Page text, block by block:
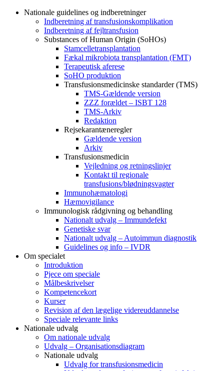
Nationale guidelines og indberetninger
Indberetning af transfusionskomplikation
Indberetning af fejltransfusion
Substances of Human Origin (SoHOs)
Stamcelletransplantation
Fækal mikrobiota transplantation (FMT)
Terapeutisk aferese
SoHO produktion
Transfusionsmedicinske standarder (TMS)
TMS-Gældende version
ZZZ forældet – ISBT 128
TMS-Arkiv
Redaktion
Rejsekarantæneregler
Gældende version
Arkiv
Transfusionsmedicin
Vejledning og retningslinjer
Kontakt til regionale
transfusions/blødningsvagter
Immunohæmatologi
Hæmovigilance
Immunologisk rådgivning og behandling
Nationalt udvalg – Immundefekt
Genetiske svar
Nationalt udvalg – Autoimmun diagnostik
Guidelines og info – IVDR
Om specialet
Introduktion
Pjece om speciale
Målbeskrivelser
Kompetencekort
Kurser
Revision af den lægelige videreuddannelse
Speciale relevante links
Nationale udvalg
Om nationale udvalg
Udvalg – Organisationsdiagram
Nationale udvalg
Udvalg for transfusionsmedicin